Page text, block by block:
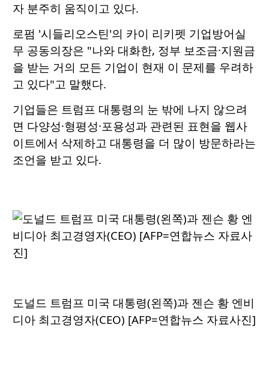
자 분주히 움직이고 있다.
로펌 '시들리오스틴'의 카이 리키펫 기업방어실
무 공동의장은 "나와 대화한, 정부 보조금·지원금
을 받는 거의 모든 기업이 현재 이 문제를 우려하
고 있다"고 말했다.
기업들은 트럼프 대통령의 눈 밖에 나지 않으려
면 다양성·형평성·포용성과 관련된 표현을 웹사
이트에서 삭제하고 대통령을 더 많이 방문하라는
조언을 받고 있다.
도널드 트럼프 미국 대통령(왼쪽)과 젠슨 황 엔비
디아 최고경영자(CEO) [AFP=연합뉴스 자료사진]